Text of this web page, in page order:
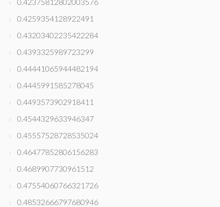
0.4259354128922491
0.43203402235422284
0.4393325989723299
0.44441065944482194
0.4445991585278045
0.4493573902918411
0.4544329633946347
0.45557528728535024
0.46477852806156283
0.4689907730961512
0.47554060766321726
0.48532666797680946